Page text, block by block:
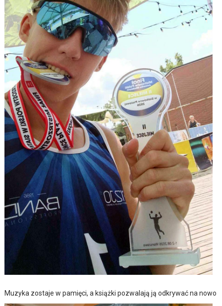
Muzyka zostaje w pamięci, a książki pozwalają ją odkrywać na nowo